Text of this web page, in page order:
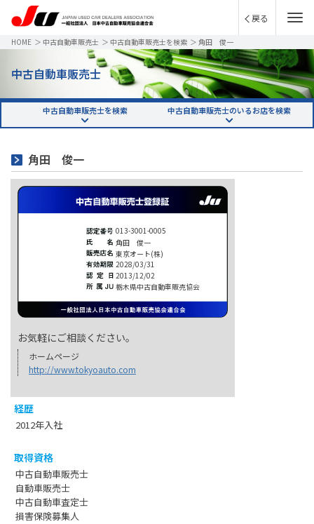
戻る
HOME ＞ 中古自動車販売士 ＞ 中古自動車販売士を検索 ＞ 角田 俊一
中古自動車販売士
中古自動車販売士を検索 中古自動車販売士のいるお店を検索
角田 俊一
013-3001-0005
角田 俊一
東京オート(株)
2028/03/31
2013/12/02
栃木県中古自動車販売協会
お気軽にご相談ください。
ホームページ
http://www.tokyoauto.com
経歴
2012年入社
取得資格
中古自動車販売士
自動車販売士
中古自動車査定士
損害保険募集人